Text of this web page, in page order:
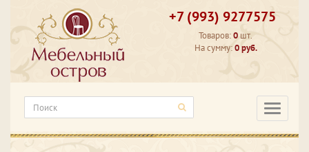
+7 (993) 9277575
Товаров:0 шт.
На сумму:0 руб.